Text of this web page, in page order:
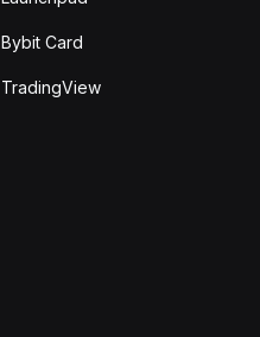
Bybit Card
TradingView